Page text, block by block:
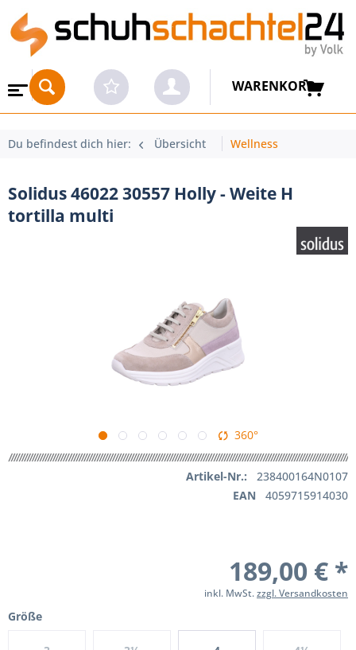
WARENKORB
Du befindest dich hier: Übersicht Wellness
Solidus 46022 30557 Holly - Weite H
tortilla multi
360°
Artikel-Nr.:
238400164N0107
EAN
4059715914030
189,00 € *
inkl. MwSt.zzgl. Versandkosten
Größe